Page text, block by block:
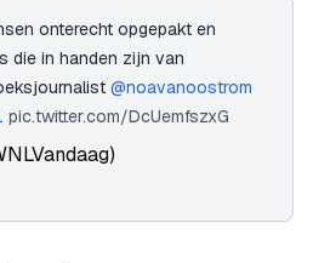
onterecht opgepakt en
die in handen zijn van
@noavanoostrom
pic.twitter.com/DcUemfszxG